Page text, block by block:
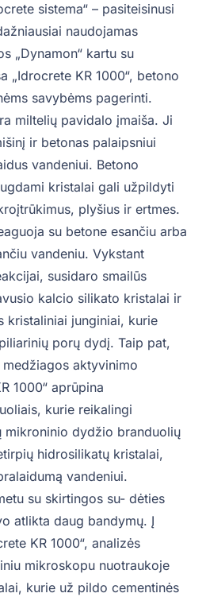
sistema“ – pasiteisinusi
naudojamas
„Dynamon“ kartu su
„Idrocrete KR 1000“, betono
savybėms pagerinti.
miltelių pavidalo įmaiša. Ji
ir betonas palaipsniui
vandeniui. Betono
kristalai gali užpildyti
plyšius ir ertmes.
su betone esančiu arba
vandeniu. Vykstant
susidaro smailūs
kalcio silikato kristalai ir
kristaliniai junginiai, kurie
porų dydį. Taip pat,
aktyvinimo
1000“ aprūpina
kurie reikalingi
mikroninio dydžio branduolių
hidrosilikatų kristalai,
vandeniui.
su skirtingos su- dėties
atlikta daug bandymų. Į
KR 1000“, analizės
mikroskopu nuotraukoje
kurie už pildo cementinės